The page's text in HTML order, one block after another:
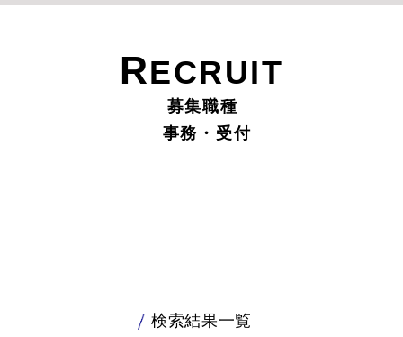
RECRUIT
募集職種
事務・受付
検索結果一覧